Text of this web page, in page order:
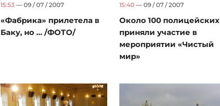
15:53 — 09 / 07 / 2007
«Фабрика» прилетела в
Баку, но ... /ФОТО/
15:40 — 09 / 07 / 2007
Около 100 полицейских
приняли участие в
мероприятии «Чистый
мир»